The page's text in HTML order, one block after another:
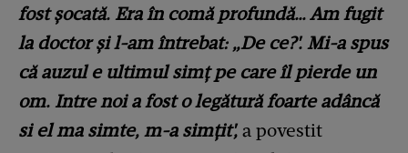
fost șocată. Era în comă profundă… Am fugit
la doctor și l-am întrebat: „De ce?'. Mi-a spus
că auzul e ultimul simț pe care îl pierde un
om. Intre noi a fost o legătură foarte adâncă
si el ma simte, m-a simțit', a povestit